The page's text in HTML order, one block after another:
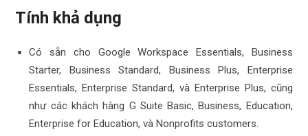
Tính khả dụng
Có sẵn cho Google Workspace Essentials, Business
Starter, Business Standard, Business Plus, Enterprise
Essentials, Enterprise Standard, và Enterprise Plus, cũng
như các khách hàng G Suite Basic, Business, Education,
Enterprise for Education, và Nonprofits customers.